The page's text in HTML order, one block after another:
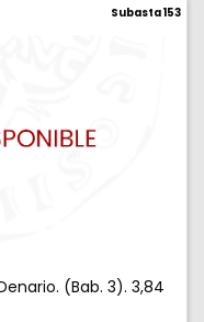
Subasta 153
(Bab. 3). 3,84